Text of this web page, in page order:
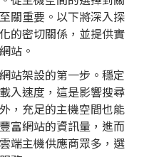
關重要。以下將深入探
的密切關係，並提供實
站。
站架設的第一步。穩定
入速度，這是影響搜尋
，充足的主機空間也能
富網站的資訊量，進而
端主機供應商眾多，選